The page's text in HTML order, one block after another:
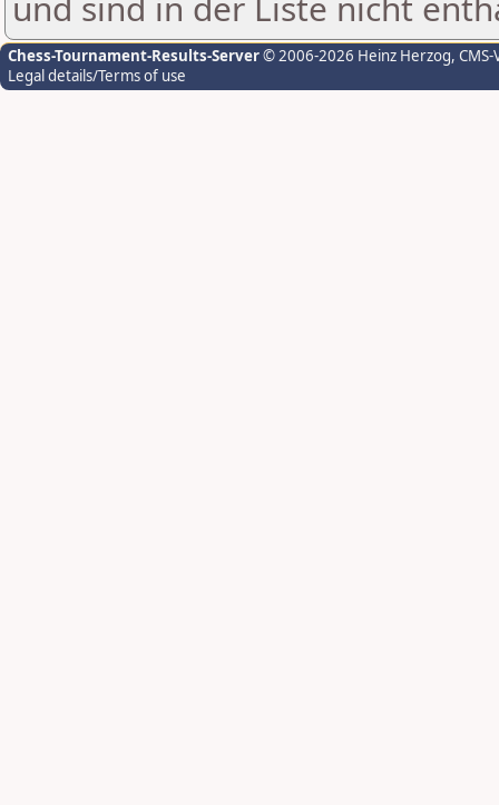
Chess-Tournament-Results-Server© 2006-2026 Heinz Herzog,
Legal details/Terms of use